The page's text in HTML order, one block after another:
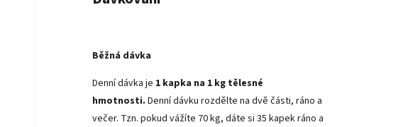
Běžná dávka
Denní dávka je 1 kapka na 1 kg tělesné
hmotnosti. Denní dávku rozdělte na dvě části, ráno a
večer. Tzn. pokud vážíte 70 kg, dáte si 35 kapek ráno a